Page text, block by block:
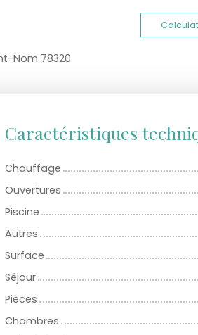
Nom 78320
Caractéristiques
Chauffage
Ouvertures
Piscine
Autres
Surface
Séjour
Pièces
Chambres